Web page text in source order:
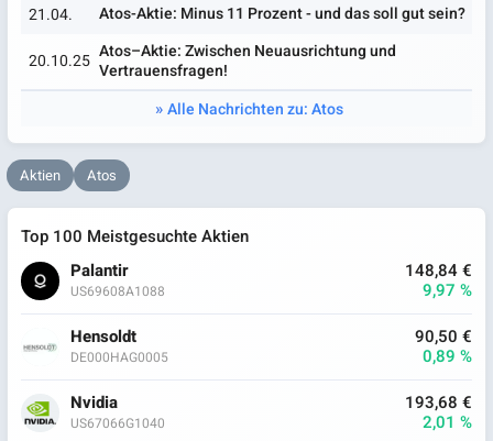
21.04.
Atos-Aktie: Minus 11 Prozent - und das soll gut sein?
20.10.25 Atos–Aktie: Zwischen Neuausrichtung und
Vertrauensfragen!
Alle Nachrichten zu: Atos
Aktien Atos
Top 100 Meistgesuchte Aktien
Palantir
US69608A1088
148,84 €
9,97 %
Hensoldt
DE000HAG0005
90,50 €
0,89 %
Nvidia
US67066G1040
193,68 €
2,01 %